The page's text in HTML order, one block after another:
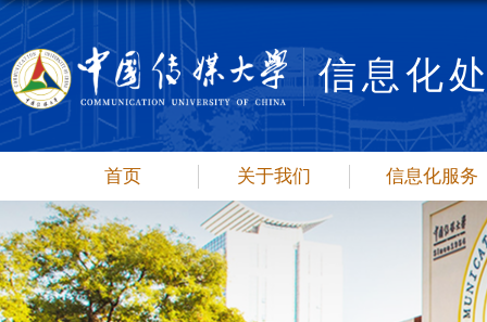
信息化
首页 关于我们 信息化服务